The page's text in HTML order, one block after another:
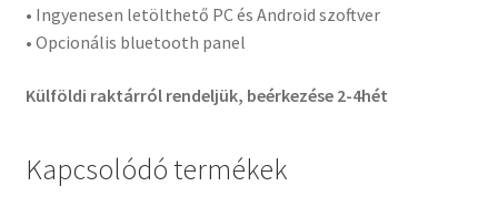
• Ingyenesen letölthető PC és Android szoftver
• Opcionális bluetooth panel
Külföldi raktárról rendeljük, beérkezése 2-4hét
Kapcsolódó termékek